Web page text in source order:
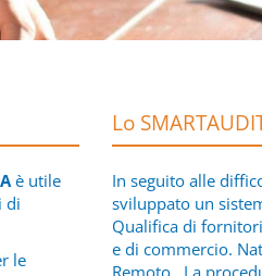
è utile
di
le
Lo
In seguito alle
sviluppato un
Qualifica di
e di commercio.
Remoto , La